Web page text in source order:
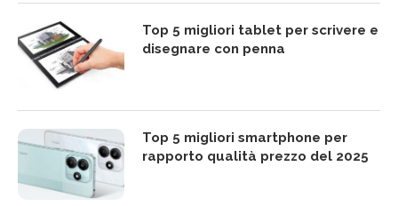
Top 5 migliori tablet per scrivere e
disegnare con penna
Top 5 migliori smartphone per
rapporto qualità prezzo del 2025